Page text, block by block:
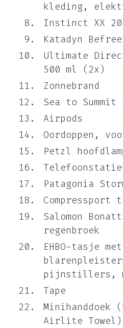
kleding,
Instinct XX
Katadyn
Ultimate
500 ml (2x)
Zonnebrand
Sea to
Airpods
Oordoppen,
Petzl
Patagonia
Salomon
regenbroek
EHBO-tasje
pijnstillers,
Tape
Minihanddoek
Airlite Towel)